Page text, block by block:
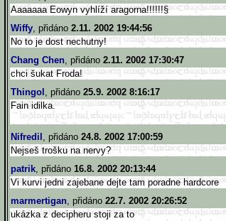
Aaaaaaa Eowyn vyhlíží aragorna!!!!!!§
Wiffy, přidáno 2.11. 2002 19:44:56
No to je dost nechutny!
Chang Chen, přidáno 2.11. 2002 17:30:47
chci šukat Froda!
Thingol , přidáno 25.9. 2002 8:16:17
Fain idilka.
Nifredil , přidáno 24.8. 2002 17:00:59
Nejseš trošku na nervy?
patrik, přidáno 16.8. 2002 20:13:44
Vi kurvi jedni zajebane dejte tam poradne hardcore
marmertigan, přidáno 22.7. 2002 20:26:52
ukázka z decipheru stoji za to